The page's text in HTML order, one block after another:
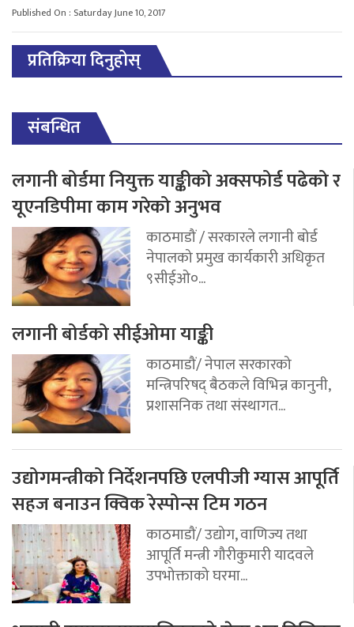
Published On : Saturday June 10, 2017
प्रतिक्रिया दिनुहोस्
संबन्धित
लगानी बोर्डमा नियुक्त याङ्कीको अक्सफोर्ड पढेको र
यूएनडिपीमा काम गरेको अनुभव
काठमाडौं / सरकारले लगानी बोर्ड
नेपालको प्रमुख कार्यकारी अधिकृत
९सीईओ०...
लगानी बोर्डको सीईओमा याङ्की
काठमाडौं/ नेपाल सरकारको
मन्त्रिपरिषद् बैठकले विभिन्न कानुनी,
प्रशासनिक तथा संस्थागत...
उद्योगमन्त्रीको निर्देशनपछि एलपीजी ग्यास आपूर्ति
सहज बनाउन क्विक रेस्पोन्स टिम गठन
काठमाडौं/ उद्योग, वाणिज्य तथा
आपूर्ति मन्त्री गौरीकुमारी यादवले
उपभोक्ताको घरमा...